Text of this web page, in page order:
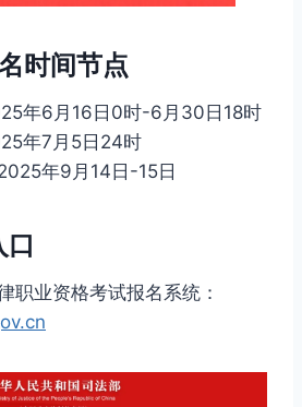
时间节点
年6月16日0时-6月30日18时
年7月5日24时
年9月14日-15日
口
职业资格考试报名系统：